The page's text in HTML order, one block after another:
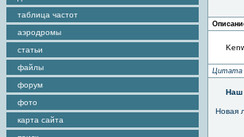
таблица частот
аэродромы
статьи
файлы
форум
фото
карта сайта
Цитата
Наш
Новая